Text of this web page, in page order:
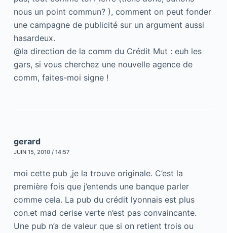
nous un point commun? ), comment on peut fonder
une campagne de publicité sur un argument aussi
hasardeux.
@la direction de la comm du Crédit Mut : euh les
gars, si vous cherchez une nouvelle agence de
comm, faites-moi signe !
gerard
JUIN 15, 2010 / 14:57
moi cette pub ,je la trouve originale. C’est la
première fois que j’entends une banque parler
comme cela. La pub du crédit lyonnais est plus
con.et mad cerise verte n’est pas convaincante.
Une pub n’a de valeur que si on retient trois ou